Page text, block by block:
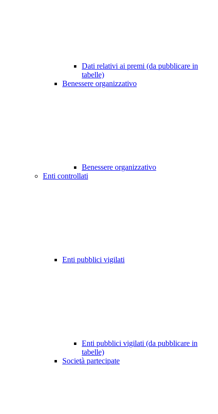
Dati relativi ai premi (da pubblicare in
tabelle)
Benessere organizzativo
Benessere organizzativo
Enti controllati
Enti pubblici vigilati
Enti pubblici vigilati (da pubblicare in
tabelle)
Società partecipate